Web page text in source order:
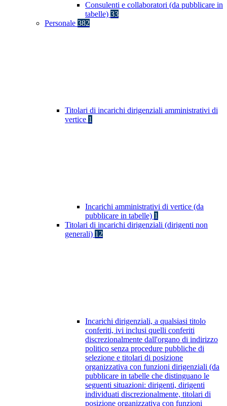
Consulenti e collaboratori (da pubblicare in
tabelle) 33
Personale 382
Titolari di incarichi dirigenziali amministrativi di
vertice 1
Incarichi amministrativi di vertice (da
pubblicare in tabelle) 1
Titolari di incarichi dirigenziali (dirigenti non
generali) 12
Incarichi dirigenziali, a qualsiasi titolo
conferiti, ivi inclusi quelli conferiti
discrezionalmente dall'organo di indirizzo
politico senza procedure pubbliche di
selezione e titolari di posizione
organizzativa con funzioni dirigenziali (da
pubblicare in tabelle che distinguano le
seguenti situazioni: dirigenti, dirigenti
individuati discrezionalmente, titolari di
posizione organizzativa con funzioni